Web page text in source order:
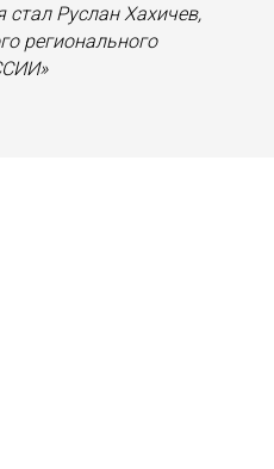
стал Руслан Хахичев,
регионального